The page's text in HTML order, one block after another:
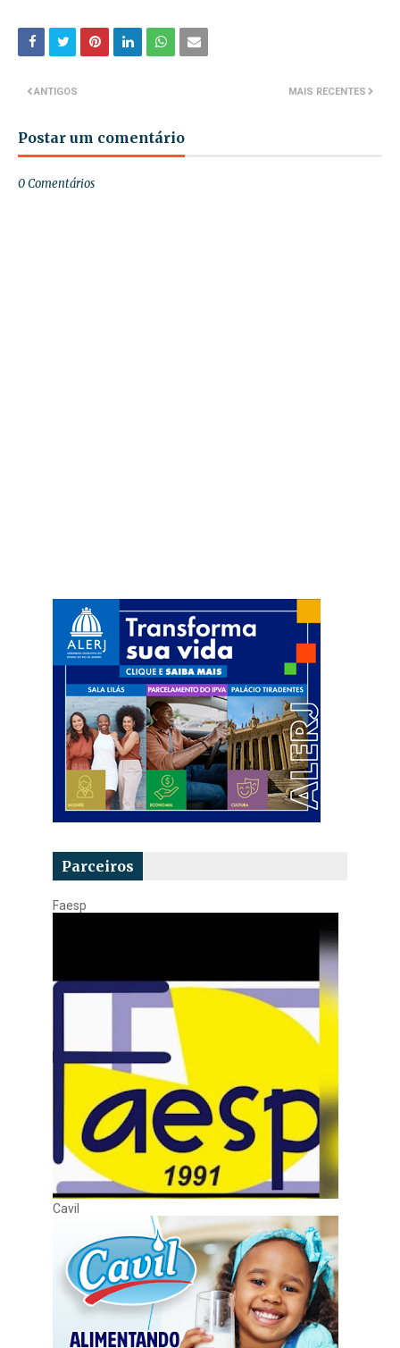
MAIS RECENTES
ANTIGOS
Postar um comentário
0 Comentários
Parceiros
Faesp
Cavil